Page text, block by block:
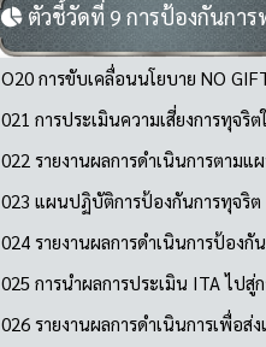
ตัวชี้วัดที่ 9 การป้องกันการ
O20 การขับเคลื่อนนโยบาย NO
021 การประเมินความเสี่ยงการทุจ
022 รายงานผลการดำเนินการตาม
023 แผนปฏิบัติการป้องกันการทุจริ
024 รายงานผลการดำเนินการป้อง
025 การนำผลการประเมิน ITA ไป
026 รายงานผลการดำเนินการเพื่อ